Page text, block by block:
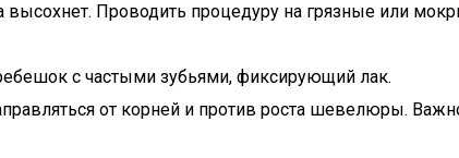
Проводить процедуру на грязные или
с частыми зубьями, фиксирующий лак.
от корней и против роста шевелюры.